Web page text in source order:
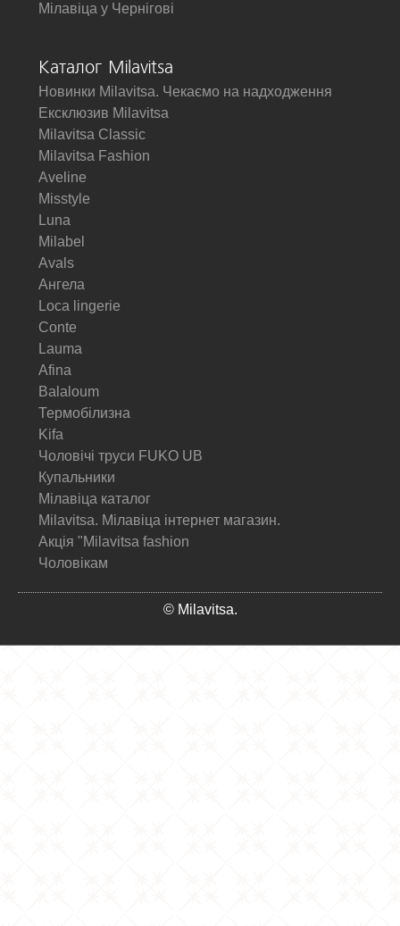
Мілавіца у Чернігові
Каталог Milavitsa
Новинки Milavitsa. Чекаємо на надходження
Ексклюзив Milavitsa
Milavitsa Classic
Milavitsa Fashion
Aveline
Misstyle
Luna
Milabel
Avals
Ангела
Loca lingerie
Conte
Lauma
Afina
Balaloum
Термобілизна
Kifa
Чоловічі труси FUKO UB
Купальники
Мілавіца каталог
Milavitsa. Мілавіца інтернет магазин.
Акція "Milavitsa fashion
Чоловікам
© Milavitsa.